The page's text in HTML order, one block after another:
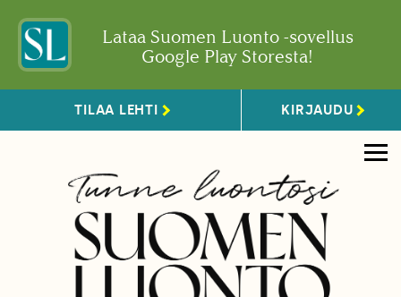
Lataa Suomen Luonto -sovellus
Google Play Storesta!
TILAA LEHTI KIRJAUDU